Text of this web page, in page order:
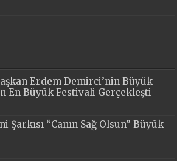
Erdem Demirci’nin Büyük
En Büyük Festivali Gerçekleşti
Şarkısı “Canın Sağ Olsun” Büyük